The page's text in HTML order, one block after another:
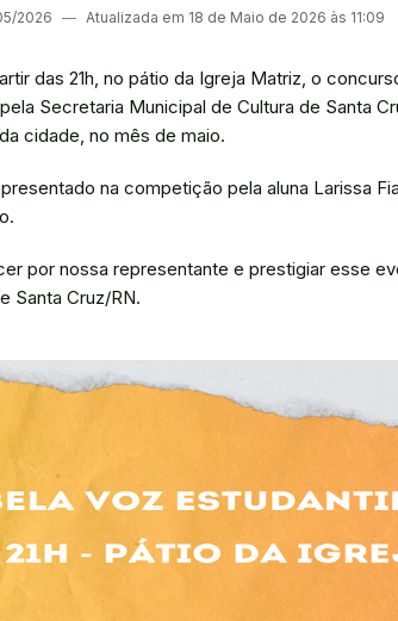
2026 ― Atualizada em 18 de Maio de 2026 às 11:09
das 21h, no pátio da Igreja Matriz, o
Secretaria Municipal de Cultura de Santa
cidade, no mês de maio.
na competição pela aluna Larissa
por nossa representante e prestigiar esse
Santa Cruz/RN.